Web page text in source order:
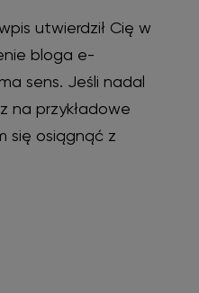
utwierdził Cię w
bloga e-
sens. Jeśli nadal
na przykładowe
się osiągnąć z